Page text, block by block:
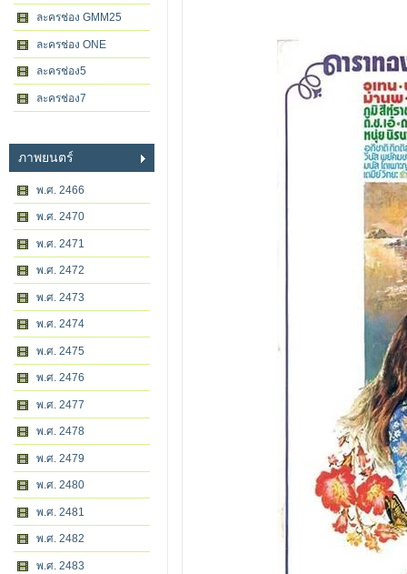
ละครช่อง GMM25
ละครช่อง ONE
ละครช่อง5
ละครช่อง7
ภาพยนตร์
พ.ศ. 2466
พ.ศ. 2470
พ.ศ. 2471
พ.ศ. 2472
พ.ศ. 2473
พ.ศ. 2474
พ.ศ. 2475
พ.ศ. 2476
พ.ศ. 2477
พ.ศ. 2478
พ.ศ. 2479
พ.ศ. 2480
พ.ศ. 2481
พ.ศ. 2482
พ.ศ. 2483